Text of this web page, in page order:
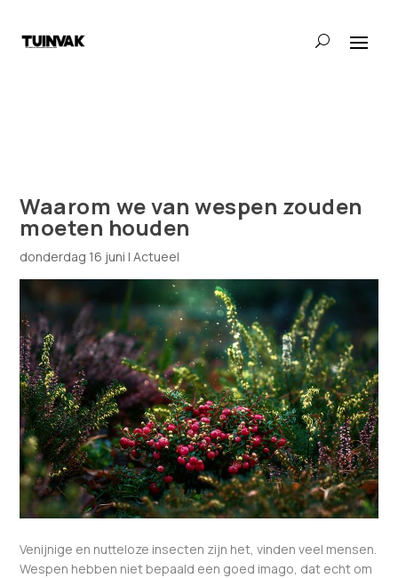
Waarom we van wespen zouden
moeten houden
donderdag 16 juni |Actueel
Venijnige en nutteloze insecten zijn het, vinden veel mensen.
Wespen hebben niet bepaald een goed imago, dat echt om